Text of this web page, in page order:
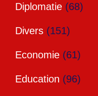
Diplomatie (68)
Divers (151)
Economie (61)
Education (96)